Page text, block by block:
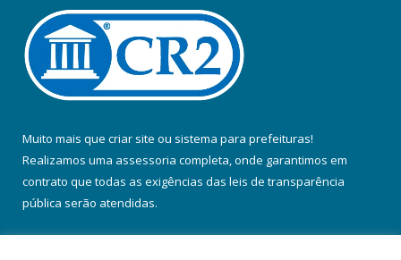
Muito mais que criar site ou sistema para prefeituras!
Realizamos uma assessoria completa, onde garantimos em
contrato que todas as exigências das leis de transparência
pública serão atendidas.